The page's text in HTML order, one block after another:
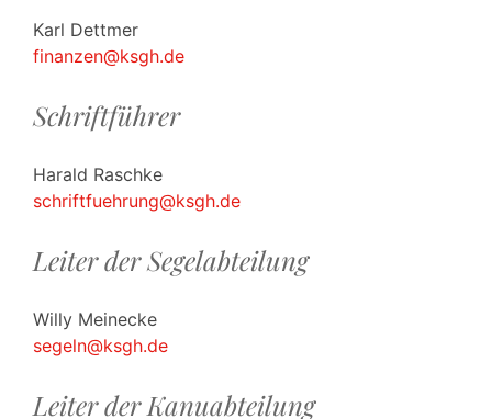
Karl Dettmer
finanzen@ksgh.de
Schriftführer
Harald Raschke
schriftfuehrung@ksgh.de
Leiter der Segelabteilung
Willy Meinecke
segeln@ksgh.de
Leiter der Kanuabteilung